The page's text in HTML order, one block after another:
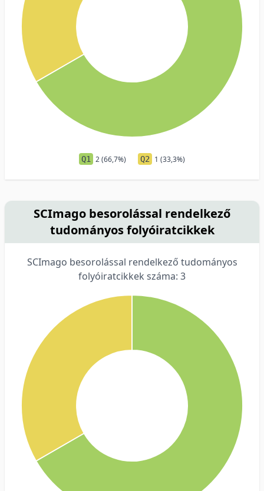
Q1 2 (66,7%) Q2 1 (33,3%)
SCImago besorolással rendelkező
tudományos folyóiratcikkek
SCImago besorolással rendelkező tudományos
folyóiratcikkek száma: 3